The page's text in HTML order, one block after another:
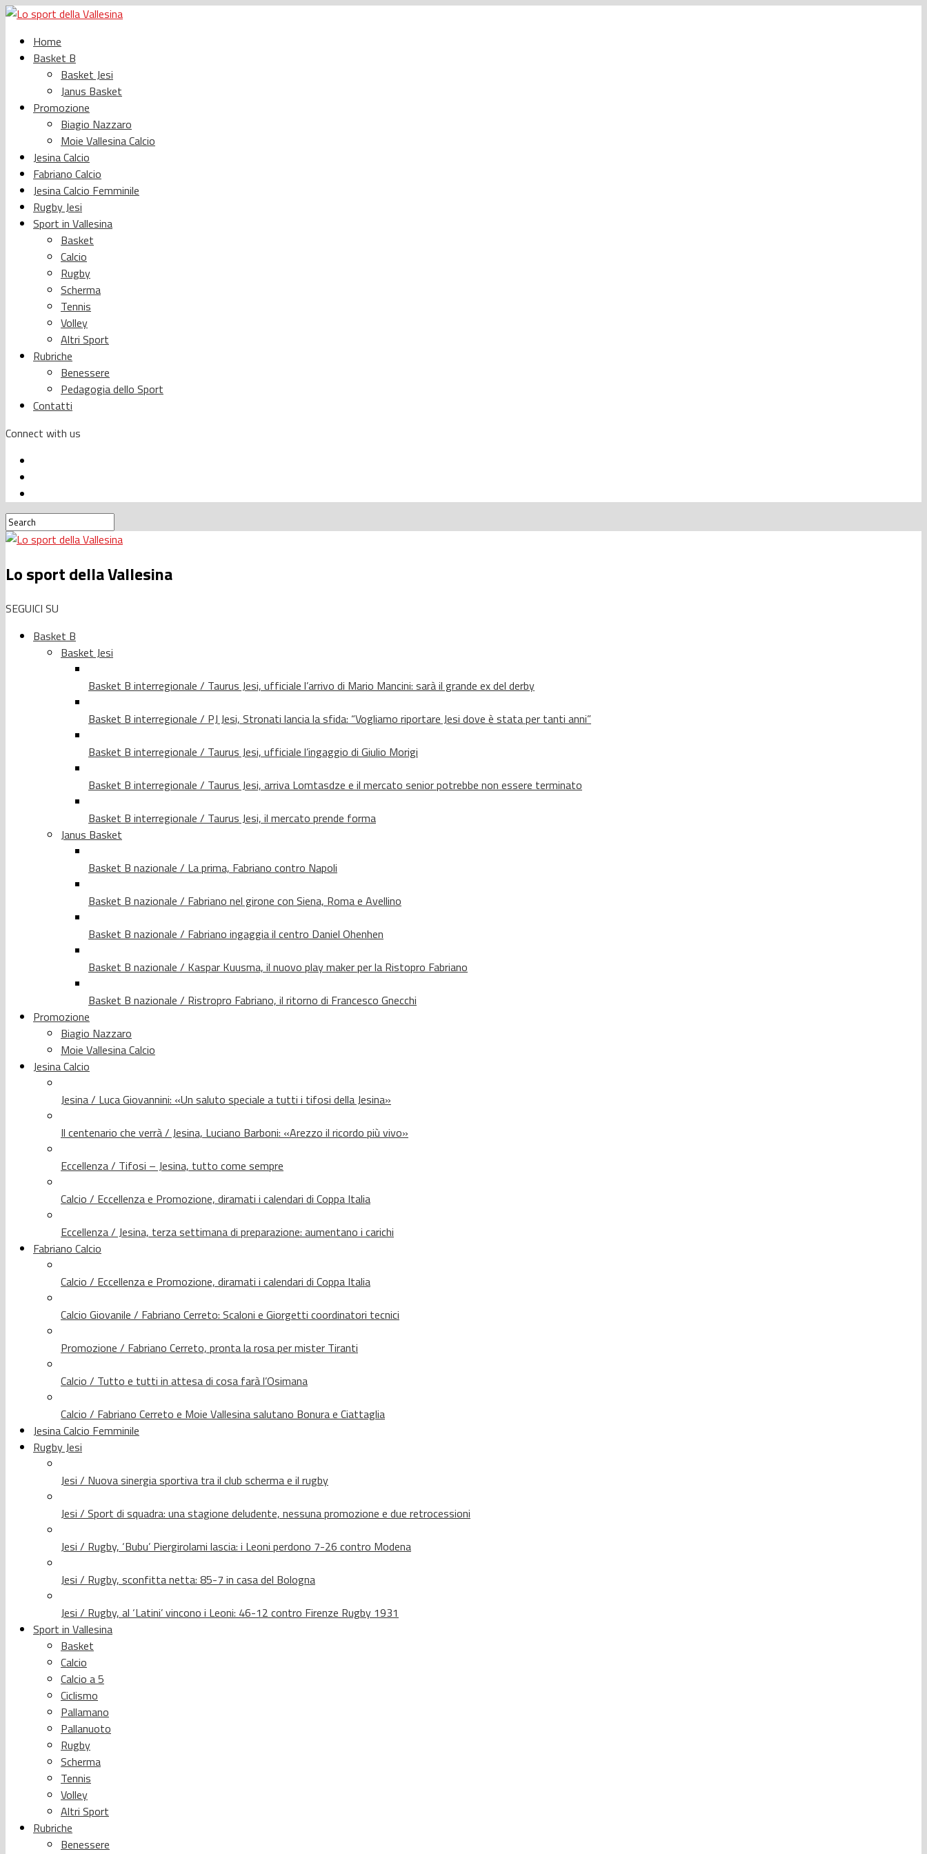
Home
Basket B
Basket Jesi
Janus Basket
Promozione
Biagio Nazzaro
Moie Vallesina Calcio
Jesina Calcio
Fabriano Calcio
Jesina Calcio Femminile
Rugby Jesi
Sport in Vallesina
Basket
Calcio
Rugby
Scherma
Tennis
Volley
Altri Sport
Rubriche
Benessere
Pedagogia dello Sport
Contatti
Connect with us
Lo sport della Vallesina
SEGUICI SU
Basket B
Basket Jesi
Basket B interregionale / Taurus Jesi, ufficiale l’arrivo di Mario Mancini: sarà il grande ex del derby
Basket B interregionale / PJ Jesi, Stronati lancia la sfida: “Vogliamo riportare Jesi dove è stata per tanti anni”
Basket B interregionale / Taurus Jesi, ufficiale l’ingaggio di Giulio Morigi
Basket B interregionale / Taurus Jesi, arriva Lomtasdze e il mercato senior potrebbe non essere terminato
Basket B interregionale / Taurus Jesi, il mercato prende forma
Janus Basket
Basket B nazionale / La prima, Fabriano contro Napoli
Basket B nazionale / Fabriano nel girone con Siena, Roma e Avellino
Basket B nazionale / Fabriano ingaggia il centro Daniel Ohenhen
Basket B nazionale / Kaspar Kuusma, il nuovo play maker per la Ristopro Fabriano
Basket B nazionale / Ristropro Fabriano, il ritorno di Francesco Gnecchi
Promozione
Biagio Nazzaro
Moie Vallesina Calcio
Jesina Calcio
Jesina / Luca Giovannini: «Un saluto speciale a tutti i tifosi della Jesina»
Il centenario che verrà / Jesina, Luciano Barboni: «Arezzo il ricordo più vivo»
Eccellenza / Tifosi – Jesina, tutto come sempre
Calcio / Eccellenza e Promozione, diramati i calendari di Coppa Italia
Eccellenza / Jesina, terza settimana di preparazione: aumentano i carichi
Fabriano Calcio
Calcio / Eccellenza e Promozione, diramati i calendari di Coppa Italia
Calcio Giovanile / Fabriano Cerreto: Scaloni e Giorgetti coordinatori tecnici
Promozione / Fabriano Cerreto, pronta la rosa per mister Tiranti
Calcio / Tutto e tutti in attesa di cosa farà l’Osimana
Calcio / Fabriano Cerreto e Moie Vallesina salutano Bonura e Ciattaglia
Jesina Calcio Femminile
Rugby Jesi
Jesi / Nuova sinergia sportiva tra il club scherma e il rugby
Jesi / Sport di squadra: una stagione deludente, nessuna promozione e due retrocessioni
Jesi / Rugby, ‘Bubu’ Piergirolami lascia: i Leoni perdono 7-26 contro Modena
Jesi / Rugby, sconfitta netta: 85-7 in casa del Bologna
Jesi / Rugby, al ‘Latini’ vincono i Leoni: 46-12 contro Firenze Rugby 1931
Sport in Vallesina
Basket
Calcio
Calcio a 5
Ciclismo
Pallamano
Pallanuoto
Rugby
Scherma
Tennis
Volley
Altri Sport
Rubriche
Benessere